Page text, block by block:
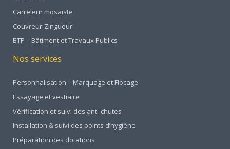
Carreleur mosaïste
Couvreur-Zingueur
BTP – Bâtiment et Travaux Publics
Nos services
Personnalisation – Marquage et Flocage
Essayage et vestiaire
Vérification et suivi des anti-chutes
Installation & suivi des points d’hygiène
Préparation des dotations